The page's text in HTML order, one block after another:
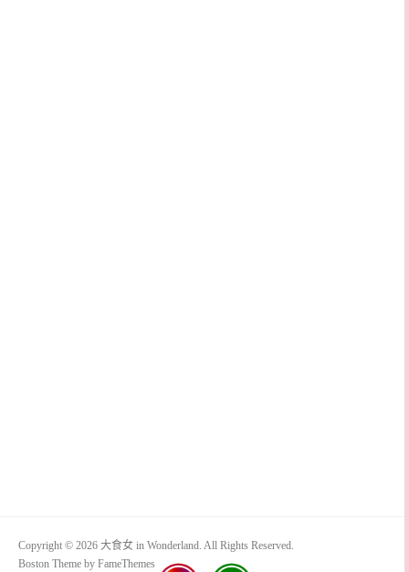
Copyright © 2026 大食女 in Wonderland. All Rights Reserved.
Boston Theme by FameThemes